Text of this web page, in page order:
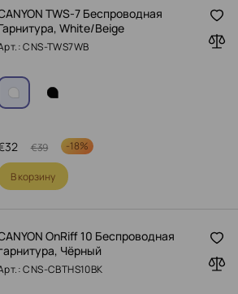
TWS-7 Беспроводная
White/Beige
CNS-TWS7WB
32 39
€ -18%
В корзину
OnRiff 10 Беспроводная
Чёрный
CNS-CBTHS10BK